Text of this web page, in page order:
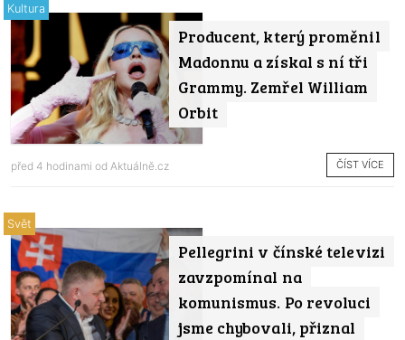
Producent, který proměnil
Madonnu a získal s ní tři
Grammy. Zemřel William
Orbit
Kultura
před 4 hodinami od Aktuálně.cz ČÍST VÍCE
Pellegrini v čínské televizi
zavzpomínal na
komunismus. Po revoluci
jsme chybovali, přiznal
Svět